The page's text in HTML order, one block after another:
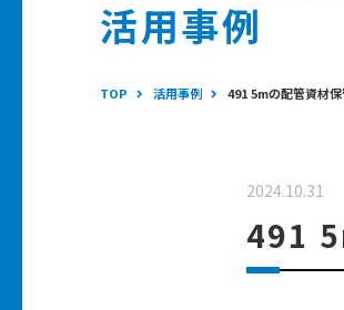
活用事例
TOP 活用事例 491 5mの配管資材
2024.10.31
491